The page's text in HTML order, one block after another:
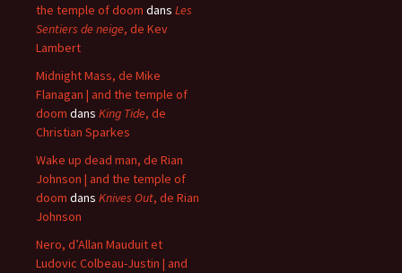
the temple of doom dans Les
Sentiers de neige, de Kev
Lambert
Midnight Mass, de Mike
Flanagan | and the temple of
doom dans King Tide, de
Christian Sparkes
Wake up dead man, de Rian
Johnson | and the temple of
doom dans Knives Out, de Rian
Johnson
Nero, d’Allan Mauduit et
Ludovic Colbeau-Justin | and